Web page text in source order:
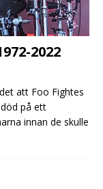
2022
att Foo Fightes
på ett
innan de skulle